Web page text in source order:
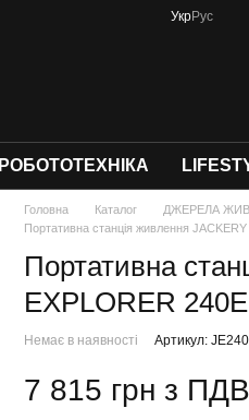
УкрРус
РОБОТОТЕХНІКА
Головна Каталог ДЖЕРЕЛА
Портативна станція живлення
Портативна
EXPLORER
Немає в наявності Артикул:
7 815 грн з